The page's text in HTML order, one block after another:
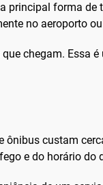
principal forma de
no aeroporto
chegam. Essa
ônibus custam
e do horário do